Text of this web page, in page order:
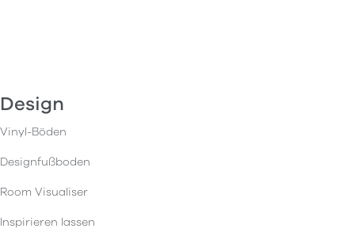
Design
Vinyl-Böden
Designfußboden
Room Visualiser
Inspirieren lassen